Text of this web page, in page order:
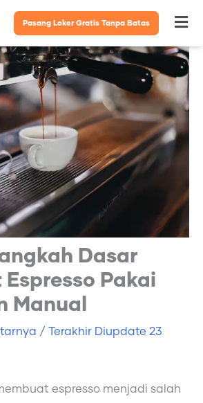
Pasang Loker Gratis Tanpa Batas
Dasar
Espresso Pakai
Manual
/ Terakhir Diupdate 23
espresso menjadi salah